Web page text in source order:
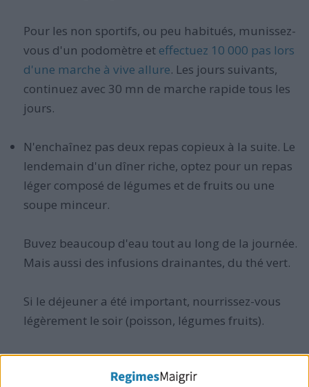
Pour les non sportifs, ou peu habitués, munissez-
vous d'un podomètre et effectuez 10 000 pas lors
d'une marche à vive allure. Les jours suivants,
continuez avec 30 mn de marche rapide tous les
jours.
N'enchaînez pas deux repas copieux à la suite. Le
lendemain d'un dîner riche, optez pour un repas
léger composé de légumes et de fruits ou une
soupe minceur.
Buvez beaucoup d'eau tout au long de la journée.
Mais aussi des infusions drainantes, du thé vert.
Si le déjeuner a été important, nourrissez-vous
légèrement le soir (poisson, légumes fruits).
N'attendez pas pour réagir : les kilos pris
récemment disparaissent rapidement si on réagit